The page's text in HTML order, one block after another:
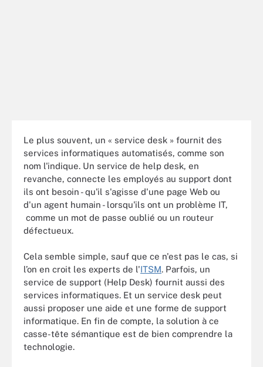
Le plus souvent, un « service desk » fournit des
services informatiques automatisés, comme son
nom l'indique. Un service de help desk, en
revanche, connecte les employés au support dont
ils ont besoin - qu'il s'agisse d'une page Web ou
d'un agent humain - lorsqu'ils ont un problème IT,
comme un mot de passe oublié ou un routeur
défectueux.
Cela semble simple, sauf que ce n'est pas le cas, si
l’on en croit les experts de l'ITSM. Parfois, un
service de support (Help Desk) fournit aussi des
services informatiques. Et un service desk peut
aussi proposer une aide et une forme de support
informatique. En fin de compte, la solution à ce
casse-tête sémantique est de bien comprendre la
technologie.